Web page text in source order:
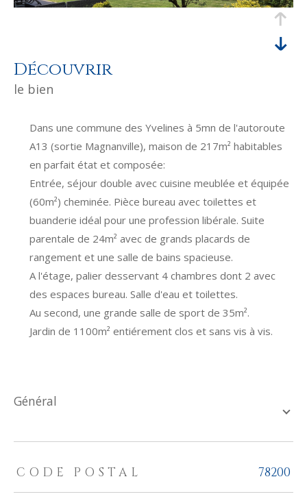
découvrir
le bien
Dans une commune des Yvelines à 5mn de l'autoroute
A13 (sortie Magnanville), maison de 217m² habitables
en parfait état et composée:
Entrée, séjour double avec cuisine meublée et équipée
(60m²) cheminée. Pièce bureau avec toilettes et
buanderie idéal pour une profession libérale. Suite
parentale de 24m² avec de grands placards de
rangement et une salle de bains spacieuse.
A l'étage, palier desservant 4 chambres dont 2 avec
des espaces bureau. Salle d'eau et toilettes.
Au second, une grande salle de sport de 35m².
Jardin de 1100m² entiérement clos et sans vis à vis.
général
TRAD_ZEPHYR_Caracteristique TRAD_ZEPHYR_Valeurs
CODE POSTAL 78200